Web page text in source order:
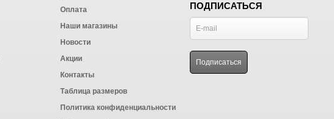
Оплата
Наши магазины
Новости
Акции
Контакты
Таблица размеров
Политика конфиденциальности
ПОДПИСАТЬСЯ